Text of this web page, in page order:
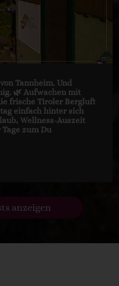
Tannheim. Und
🌿 Aufwachen mit
frische Tiroler Bergluft
einfach hinter sich
Wellness-Auszeit
zum Du
anzeigen